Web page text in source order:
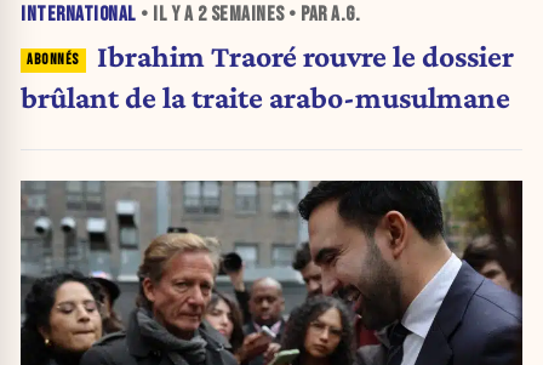
INTERNATIONAL • IL Y A 2 SEMAINES• PAR A.G.
Ibrahim Traoré rouvre le dossier
brûlant de la traite arabo-musulmane